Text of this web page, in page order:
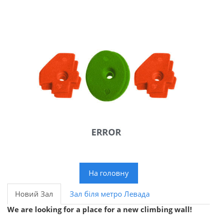
На головну
Новий Зал
Зал біля метро Левада
We are looking for a place for a new climbing wall!